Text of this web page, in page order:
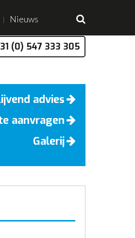
Nieuws
(0) 547 333 305
advies
aanvragen
Galerij